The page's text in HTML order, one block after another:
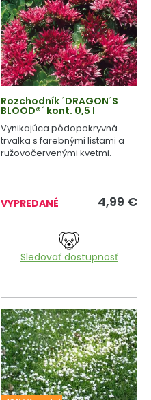
Rozchodník ´DRAGON´S
BLOOD®´ kont. 0,5 l
Vynikajúca pôdopokryvná
trvalka s farebnými listami a
ružovočervenými kvetmi.
VYPREDANÉ 4,99 €
Sledovať dostupnosť